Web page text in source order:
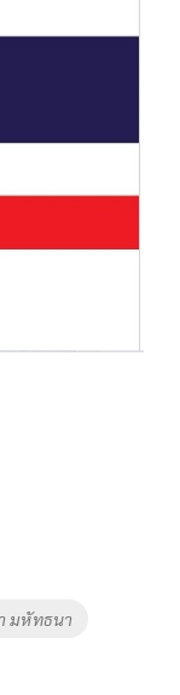
มหัทธนา